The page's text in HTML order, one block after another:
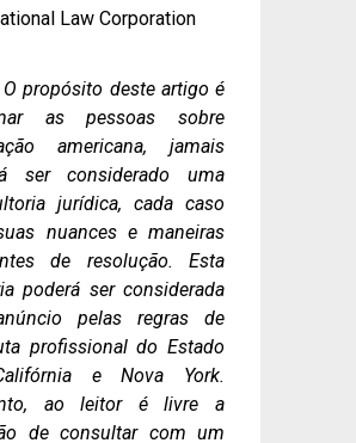
Law Corporation
O propósito deste artigo é
as pessoas sobre
americana, jamais
ser considerado uma
jurídica, cada caso
nuances e maneiras
de resolução. Esta
poderá ser considerada
pelas regras de
profissional do Estado
e Nova York.
ao leitor é livre a
de consultar com um